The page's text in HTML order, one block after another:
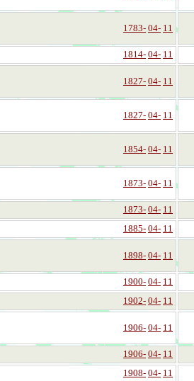
1783- 04- 11
1814- 04- 11
1827- 04- 11
1827- 04- 11
1854- 04- 11
1873- 04- 11
1873- 04- 11
1885- 04- 11
1898- 04- 11
1900- 04- 11
1902- 04- 11
1906- 04- 11
1906- 04- 11
1908- 04- 11